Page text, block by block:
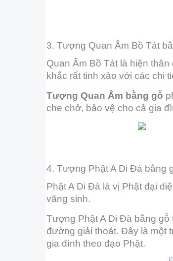
3. Tượng Quan Âm Bồ Tát
Quan Âm Bồ Tát là hiện
khắc rất tinh xảo với các chi
Tượng Quan Âm bằng gỗ
che chở, bảo vệ cho cả gia
4. Tượng Phật A Di Đà bằng
Phật A Di Đà là vị Phật đại
vãng sinh.
Tượng Phật A Di Đà bằng gỗ
đường giải thoát. Đây là một
gia đình theo đạo Phật.